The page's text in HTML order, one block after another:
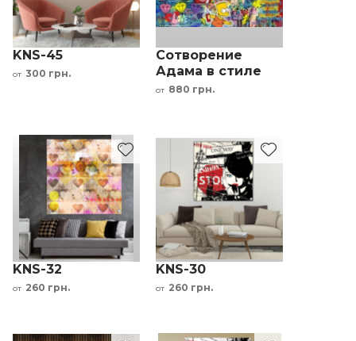
KNS-45
от 300 грн.
Сотворение
Адама в стиле
поп арт на
от 880 грн.
KNS-32
от 260 грн.
KNS-30
от 260 грн.